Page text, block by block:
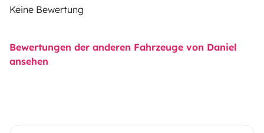
Keine Bewertung
Bewertungen der anderen Fahrzeuge von Daniel
ansehen